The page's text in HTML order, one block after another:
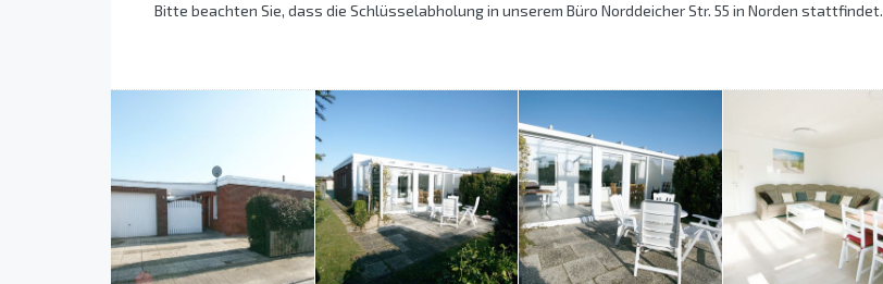
Bitte beachten Sie, dass die Schlüsselabholung in unserem Büro Norddeicher Str. 55 in Norden stattfindet.